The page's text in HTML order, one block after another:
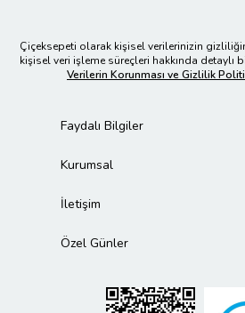
Çiçeksepeti olarak kişisel verilerinizin
kişisel veri işleme süreçleri hakkında detaylı
Verilerin Korunması ve Gizlilik
Faydalı Bilgiler
Kurumsal
İletişim
Özel Günler